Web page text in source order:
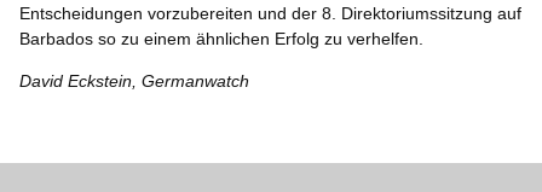
Entscheidungen vorzubereiten und der 8. Direktoriumssitzung auf
Barbados so zu einem ähnlichen Erfolg zu verhelfen.
David Eckstein, Germanwatch